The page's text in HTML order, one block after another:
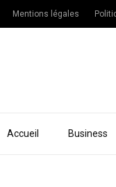
Accueil Business
Mentions légales